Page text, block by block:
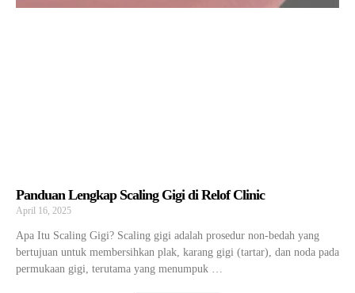
Panduan Lengkap Scaling Gigi di Relof Clinic
April 16, 2025
Apa Itu Scaling Gigi? Scaling gigi adalah prosedur non-bedah yang
bertujuan untuk membersihkan plak, karang gigi (tartar), dan noda pada
permukaan gigi, terutama yang menumpuk …